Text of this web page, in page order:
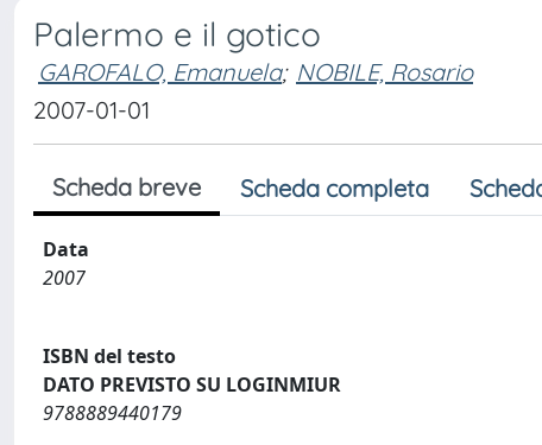
Palermo e il gotico
GAROFALO, Emanuela; NOBILE, Rosario
2007-01-01
Scheda breve Scheda completa
Data
2007
ISBN del testo
DATO PREVISTO SU LOGINMIUR
9788889440179